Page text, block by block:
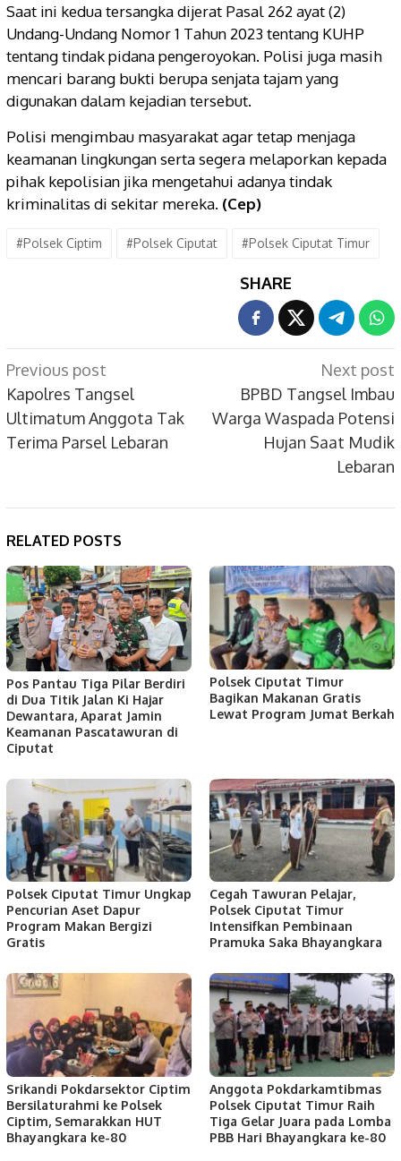
Saat ini kedua tersangka dijerat Pasal 262 ayat (2)
Undang-Undang Nomor 1 Tahun 2023 tentang KUHP
tentang tindak pidana pengeroyokan. Polisi juga masih
mencari barang bukti berupa senjata tajam yang
digunakan dalam kejadian tersebut.
Polisi mengimbau masyarakat agar tetap menjaga
keamanan lingkungan serta segera melaporkan kepada
pihak kepolisian jika mengetahui adanya tindak
kriminalitas di sekitar mereka. (Cep)
#Polsek Ciptim #Polsek Ciputat #Polsek Ciputat Timur
SHARE
Post
navigation
Previous post
Kapolres Tangsel
Ultimatum Anggota Tak
Terima Parsel Lebaran
Next post
BPBD Tangsel Imbau
Warga Waspada Potensi
Hujan Saat Mudik
Lebaran
RELATED POSTS
Pos Pantau Tiga Pilar Berdiri
di Dua Titik Jalan Ki Hajar
Dewantara, Aparat Jamin
Keamanan Pascatawuran di
Ciputat
Polsek Ciputat Timur
Bagikan Makanan Gratis
Lewat Program Jumat Berkah
Polsek Ciputat Timur Ungkap
Pencurian Aset Dapur
Program Makan Bergizi
Gratis
Cegah Tawuran Pelajar,
Polsek Ciputat Timur
Intensifkan Pembinaan
Pramuka Saka Bhayangkara
Srikandi Pokdarsektor Ciptim
Bersilaturahmi ke Polsek
Ciptim, Semarakkan HUT
Bhayangkara ke-80
Anggota Pokdarkamtibmas
Polsek Ciputat Timur Raih
Tiga Gelar Juara pada Lomba
PBB Hari Bhayangkara ke-80